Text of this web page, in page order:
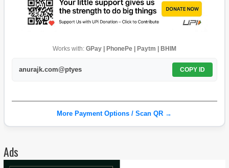
Works with: GPay | PhonePe | Paytm | BHIM
anurajk.com@ptyes COPY ID
More Payment Options / Scan QR →
Ads